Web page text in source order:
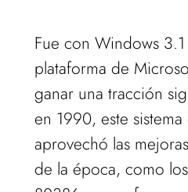
Fue con Windows
plataforma de
ganar una tracción
en 1990, este
aprovechó las
de la época, como